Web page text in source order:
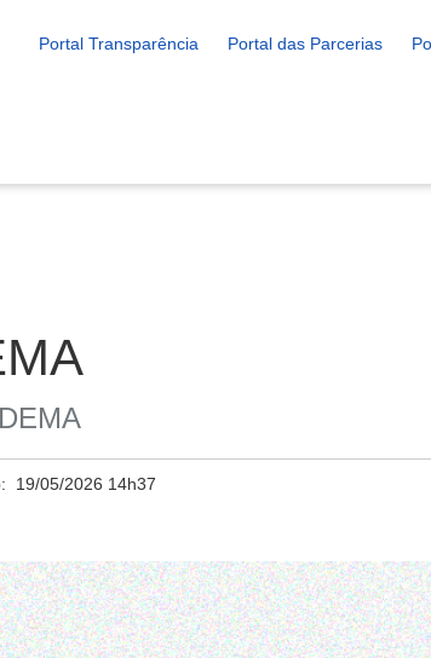
Portal Transparência Portal das Parcerias
19/05/2026 14h37